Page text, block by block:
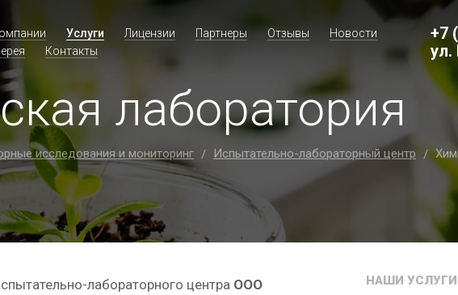
Услуги Лицензии Партнеры Отзывы
Новости
Контакты
+7
ул.
лаборатория
исследования и мониторинг / Испытательно-лабораторный центр /
лабораторного центра ООО
НАШИ УСЛУГИ